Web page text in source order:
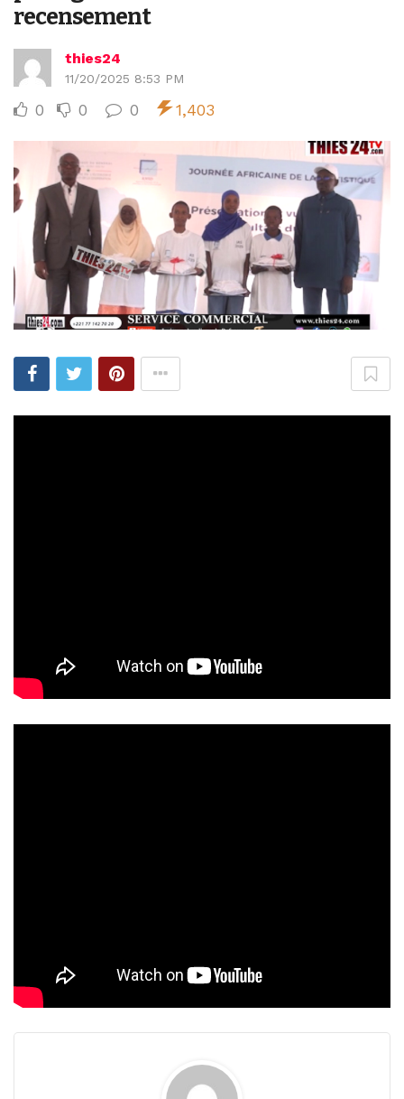
recensement
thies24
11/20/2025 8:53 PM
0 0 0 1,403